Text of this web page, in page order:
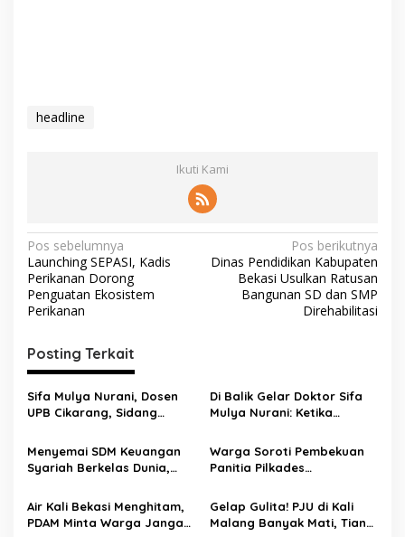
headline
Ikuti Kami
Pos sebelumnya
Launching SEPASI, Kadis
Perikanan Dorong
Penguatan Ekosistem
Perikanan
Pos berikutnya
Dinas Pendidikan Kabupaten
Bekasi Usulkan Ratusan
Bangunan SD dan SMP
Direhabilitasi
Posting Terkait
Sifa Mulya Nurani, Dosen
UPB Cikarang, Sidang
dipimpin Prof. Dr. H. Aden
Rosadi Dosen UIN SGD asal
Bekasi
Di Balik Gelar Doktor Sifa
Mulya Nurani: Ketika
Menyelamatkan Masa
Depan Anak Indonesia
Menyemai SDM Keuangan
Syariah Berkelas Dunia,
Akreditasi Unggul
Warga Soroti Pembekuan
Panitia Pilkades
Intervensi
Air Kali Bekasi Menghitam,
PDAM Minta Warga Jangan
Gelap Gulita! PJU di Kali
Malang Banyak Mati, Tiang